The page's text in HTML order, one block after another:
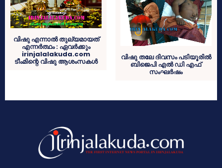
വിഷു എന്നാല്‍ തുല്യമായത്
എന്നര്‍ത്ഥം : ഏവര്‍ക്കും
irinjalalakuda.com
ടീംമിന്റെ വിഷു ആശംസകള്‍ വിഷു തലേ ദിവസം പടിയൂരിൽ
ബിജെപി എൽ ഡി എഫ്
സംഘർഷം